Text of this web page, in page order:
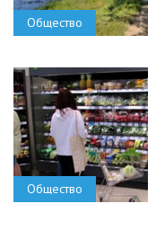
Общество
Общество